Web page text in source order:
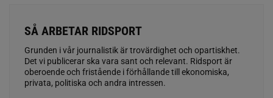
SÅ ARBETAR RIDSPORT
Grunden i vår journalistik är trovärdighet och opartiskhet.
Det vi publicerar ska vara sant och relevant. Ridsport är
oberoende och fristående i förhållande till ekonomiska,
privata, politiska och andra intressen.